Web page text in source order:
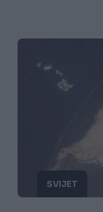
SVIJET